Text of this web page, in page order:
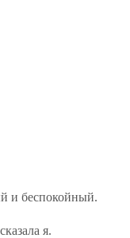
и беспокойный.
я.